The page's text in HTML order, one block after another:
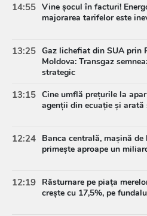
14:55 Vine șocul în facturi!
majorarea tarifelor este
13:25 Gaz lichefiat din SUA prin
Moldova: Transgaz
strategic
13:15 Cine umflă prețurile la
agenții din ecuație și arată
12:24 Banca centrală, mașină
primește aproape un
12:19 Răsturnare pe piața
crește cu 17,5%, pe